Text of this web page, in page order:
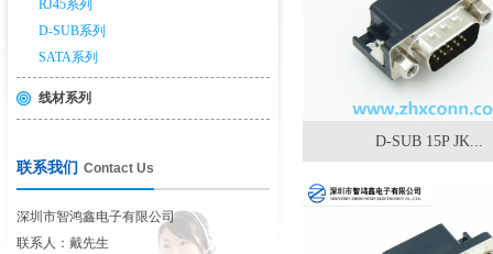
RJ45系列
D-SUB系列
SATA系列
线材系列
联系我们 Contact Us
深圳市智鸿鑫电子有限公司
联系人：戴先生
D-SUB 15P JK...